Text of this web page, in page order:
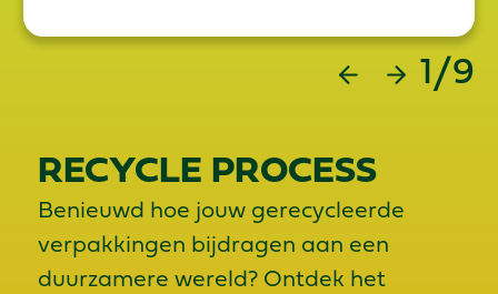
1/9
RECYCLE PROCESS
Benieuwd hoe jouw gerecycleerde
verpakkingen bijdragen aan een
duurzamere wereld? Ontdek het